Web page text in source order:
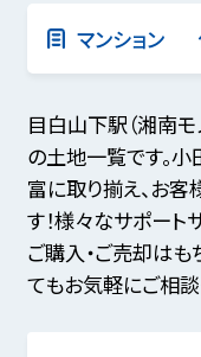
マンション
目白山下駅（湘南
の土地一覧です。
富に取り揃え、お
す！様々なサポート
ご購入・ご売却はも
てもお気軽にご相談